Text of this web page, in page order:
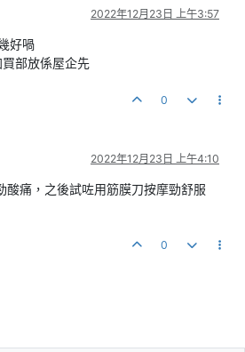
2022年12月23日 上午3:57
好喎
部放係屋企先
0
2022年12月23日 上午4:10
酸痛，之後試咗用筋膜刀按摩勁舒服
0